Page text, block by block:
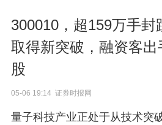
300010，超159万手封
取得新突破，融资客
股
05-06 19:14 证券时报网
量子科技产业正处于从技术突